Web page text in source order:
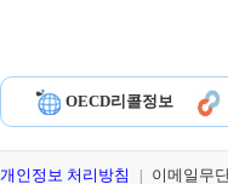
OECD리콜정보
개인정보 처리방침 이메일무